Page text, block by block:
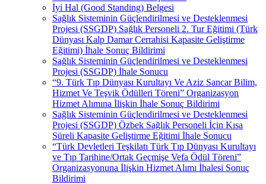
İyi Hal (Good Standing) Belgesi
Sağlık Sisteminin Güçlendirilmesi ve Desteklenmesi
Projesi (SSGDP) Sağlık Personeli 2. Tur Eğitimi (Türk
Dünyası Kalp Damar Cerrahisi Kapasite Geliştirme
Eğitimi) İhale Sonuç Bildirimi
Sağlık Sisteminin Güçlendirilmesi ve Desteklenmesi
Projesi (SSGDP) İhale Sonucu
“9. Türk Tıp Dünyası Kurultayı Ve Aziz Sancar Bilim,
Hizmet Ve Teşvik Ödülleri Töreni” Organizasyon
Hizmet Alımına İlişkin İhale Sonuç Bildirimi
Sağlık Sisteminin Güçlendirilmesi ve Desteklenmesi
Projesi (SSGDP) Özbek Sağlık Personeli İçin Kısa
Süreli Kapasite Geliştirme Eğitimi İhale Sonucu
“Türk Devletleri Teşkilatı Türk Tıp Dünyası Kurultayı
ve Tıp Tarihine/Ortak Geçmişe Vefa Ödül Töreni”
Organizasyonuna İlişkin Hizmet Alımı İhalesi Sonuç
Bildirimi